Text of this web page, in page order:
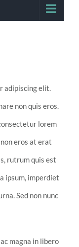
adipiscing elit.
non quis eros.
lorem
eros at erat
rutrum quis est
ipsum, imperdiet
Sed non nunc
magna in libero